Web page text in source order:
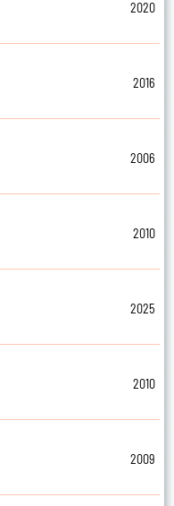
2020
2016
2006
2010
2025
2010
2009